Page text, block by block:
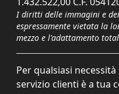
I diritti delle immagini e
espressamente vietata la
mezzo e l'adattamento
Per qualsiasi
servizio clienti è a tua